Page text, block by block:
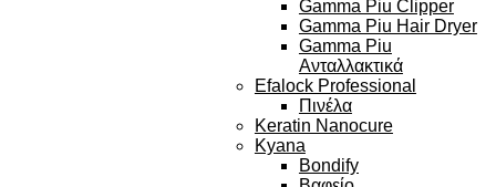
Gamma Piu Clipper
Gamma Piu Hair Dryer
Gamma Piu
Ανταλλακτικά
Efalock Professional
Πινέλα
Keratin Nanocure
Kyana
Bondify